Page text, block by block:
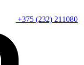
+375 (232) 211080